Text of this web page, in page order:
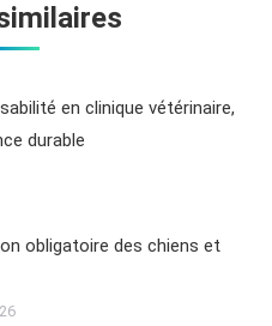
en clinique vétérinaire,
durable
obligatoire des chiens et